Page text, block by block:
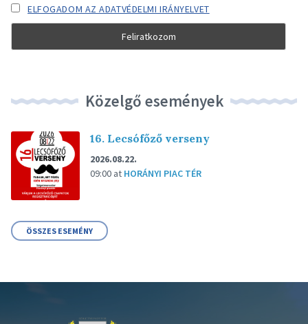
ELFOGADOM AZ ADATVÉDELMI IRÁNYELVET
Közelgő események
16. Lecsófőző verseny
2026.08.22.
09:00 at HORÁNYI PIAC TÉR
ÖSSZES ESEMÉNY